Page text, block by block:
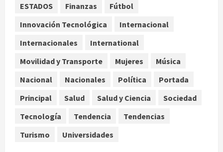
4
España impone controles
fronterizos a viajeros de Italia por
crisis migratoria en Ceuta
agosto 8, 2026
Muere a los 26 años Sydney Towle,
influencer que documentó su lucha
agosto 8, 2026
ESTADOS
Finanzas
Fútbol
Innovación Tecnológica
Internacional
Internacionales
International
Movilidad y Transporte
Mujeres
Música
Nacional
Nacionales Política
Portada
Principal
Salud Salud y Ciencia
Sociedad
Tecnología
Tendencia
Tendencias
Turismo
Universidades